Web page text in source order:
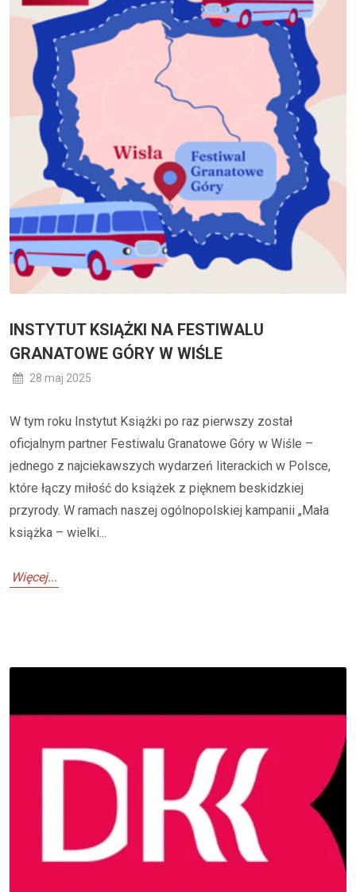
INSTYTUT KSIĄŻKI NA FESTIWALU
GRANATOWE GÓRY W WIŚLE
28 maj 2025
W tym roku Instytut Książki po raz pierwszy został
oficjalnym partner Festiwalu Granatowe Góry w Wiśle –
jednego z najciekawszych wydarzeń literackich w Polsce,
które łączy miłość do książek z pięknem beskidzkiej
przyrody. W ramach naszej ogólnopolskiej kampanii „Mała
książka – wielki...
Więcej...